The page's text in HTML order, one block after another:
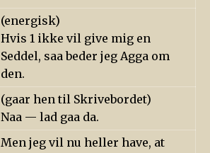
(energisk)
Hvis 1 ikke vil give mig en
Seddel, saa beder jeg Agga om
den.
(gaar hen til Skrivebordet)
Naa — lad gaa da.
Men jeg vil nu heller have, at